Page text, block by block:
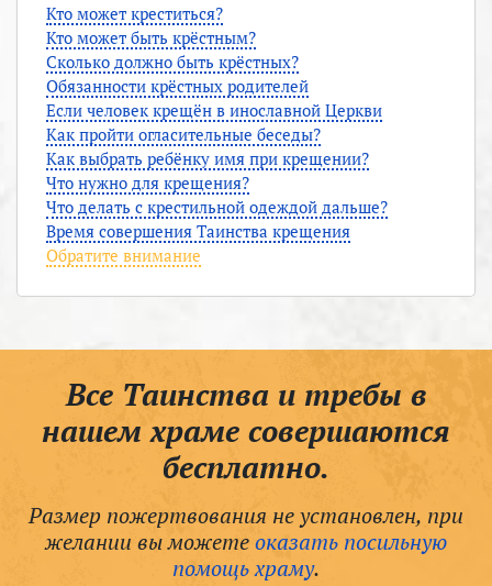
Кто может креститься?
Кто может быть крёстным?
Сколько должно быть крёстных?
Обязанности крёстных родителей
Если человек крещён в инославной Церкви
Как пройти огласительные беседы?
Как выбрать ребёнку имя при крещении?
Что нужно для крещения?
Что делать с крестильной одеждой дальше?
Время совершения Таинства крещения
Обратите внимание
Все Таинства и требы в
нашем храме совершаются
бесплатно.
Размер пожертвования не установлен, при
желании вы можетеоказать посильную
помощь храму.